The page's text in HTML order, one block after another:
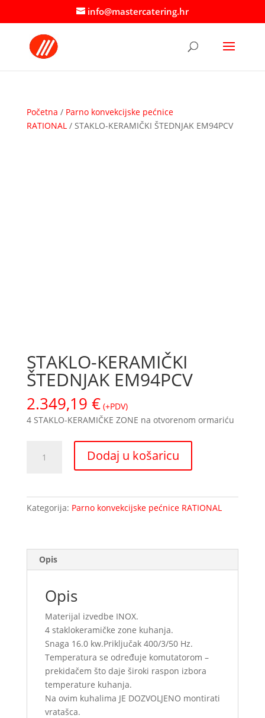
info@mastercatering.hr
Početna / Parno konvekcijske pećnice
RATIONAL / STAKLO-KERAMIČKI ŠTEDNJAK EM94PCV
STAKLO-KERAMIČKI
ŠTEDNJAK EM94PCV
2.349,19 € (+PDV)
4 STAKLO-KERAMIČKE ZONE na otvorenom ormariću
KERAMIČKI
Dodaj u košaricu
Kategorija: Parno konvekcijske pećnice RATIONAL
Opis
Opis
Materijal izvedbe INOX.
4 staklokeramičke zone kuhanja.
Snaga 16.0 kw.Priključak 400/3/50 Hz.
Temperatura se određuje komutatorom –
prekidačem što daje široki raspon izbora
temperature kuhanja.
Na ovim kuhalima JE DOZVOLJENO montirati
vratašca.